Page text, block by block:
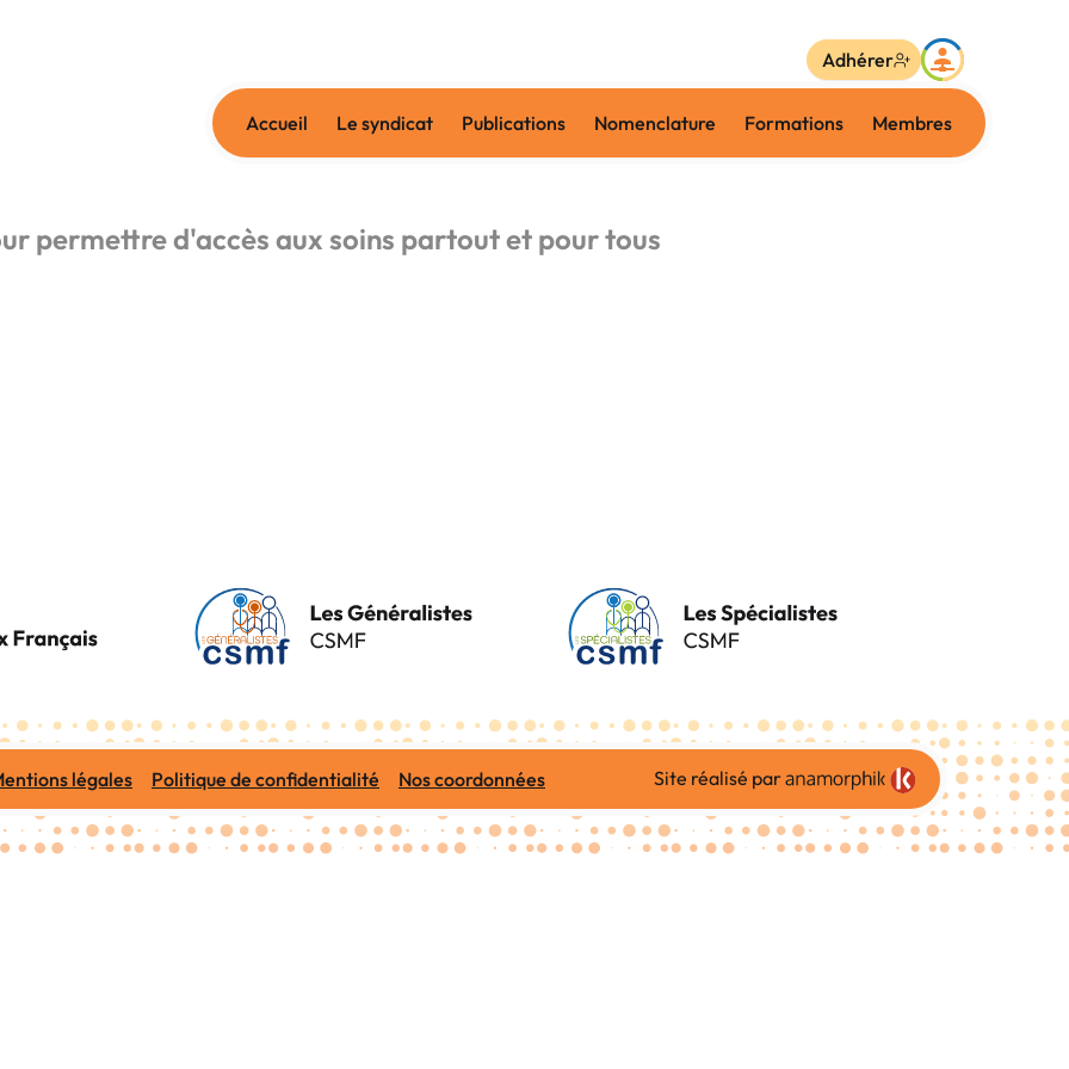
Accueil Le syndicat Publications Nomenclature Formations Membres
Adhérer
permettre d'accès aux soins partout et pour tous
légales Politique de confidentialité Nos coordonnées Site réalisé par